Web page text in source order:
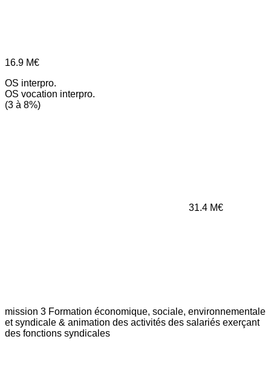
16.9 M€
OS interpro.
OS vocation interpro.
(3 à 8%)
31.4 M€
mission 3 Formation économique, sociale, environnementale
et syndicale & animation des activités des salariés exerçant
des fonctions syndicales